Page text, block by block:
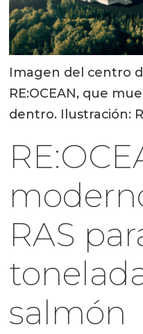
Imagen del centro
RE:OCEAN, que
dentro. Ilustración:
RAS
salmón